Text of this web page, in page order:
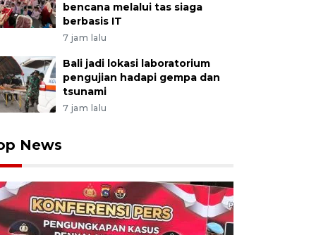
bencana melalui tas siaga
berbasis IT
7 jam lalu
Bali jadi lokasi laboratorium
pengujian hadapi gempa dan
tsunami
7 jam lalu
News